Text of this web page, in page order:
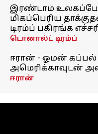
இரண்டாம்
மிகப்பெரிய
டிரம்ப் பகிரங்க
டொனால்ட் டிரம்ப்
ஈரான் - ஓமன் கப்பல்
அமெரிக்காவுடன்
ஈரான்